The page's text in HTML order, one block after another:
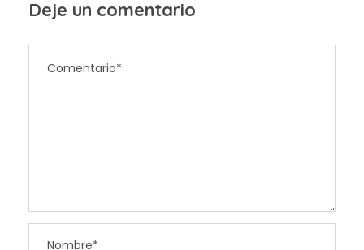
Deje un comentario